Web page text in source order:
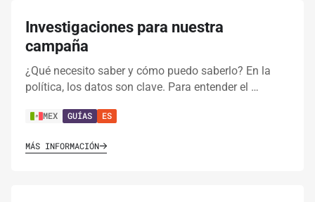
Investigaciones para nuestra
campaña
¿Qué necesito saber y cómo puedo saberlo? En la
política, los datos son clave. Para entender el …
MEX GUÍAS ES
MÁS INFORMACIÓN